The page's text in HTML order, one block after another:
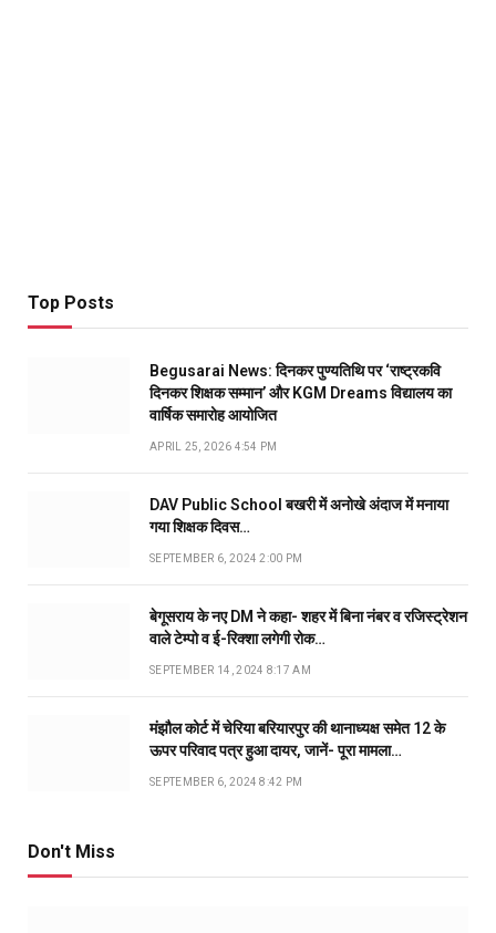
Top Posts
Begusarai News: दिनकर पुण्यतिथि पर ‘राष्ट्रकवि
दिनकर शिक्षक सम्मान’ और KGM Dreams विद्यालय का
वार्षिक समारोह आयोजित
APRIL 25, 2026 4:54 PM
DAV Public School बखरी में अनोखे अंदाज में मनाया
गया शिक्षक दिवस…
SEPTEMBER 6, 2024 2:00 PM
बेगूसराय के नए DM ने कहा- शहर में बिना नंबर व रजिस्ट्रेशन
वाले टेम्पो व ई-रिक्शा लगेगी रोक…
SEPTEMBER 14, 2024 8:17 AM
मंझौल कोर्ट में चेरिया बरियारपुर की थानाध्यक्ष समेत 12 के
ऊपर परिवाद पत्र हुआ दायर, जानें- पूरा मामला…
SEPTEMBER 6, 2024 8:42 PM
Don't Miss